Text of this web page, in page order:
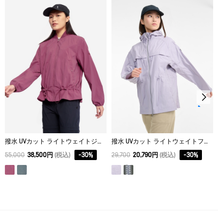
82
84
撥水 UVカット ライトウェイトジャケット
55,000 38,500円 (税込) -30%
撥水 UVカット ライトウェイトフーデッドジャケット
29,700 20,790円 (税込) -30%